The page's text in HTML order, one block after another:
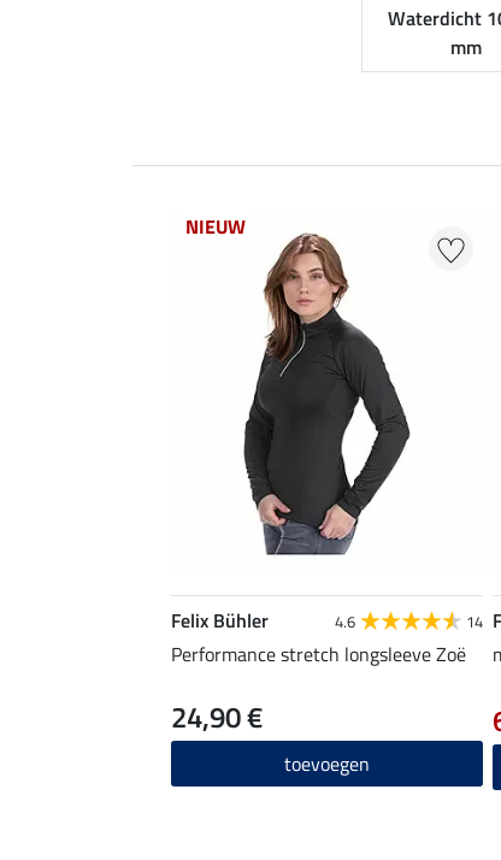
Waterdicht
mm
NIEUW
Felix Bühler 4.6 14
Performance stretch longsleeve Zoë
24,90 €
toevoegen